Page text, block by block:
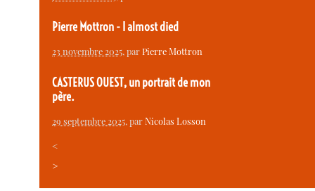
Pierre Mottron - I almost died
23 novembre 2025, parPierre Mottron
CASTERUS OUEST, un portrait de mon
père.
29 septembre 2025, parNicolas Losson
<
>